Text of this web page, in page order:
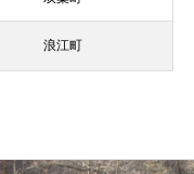
浪江町